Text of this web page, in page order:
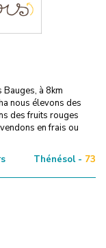
à 8km
nous élevons des
des fruits rouges
en frais ou
Thénésol - 73